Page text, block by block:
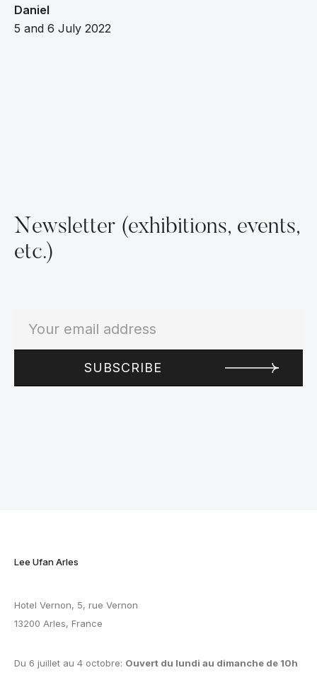
Daniel
5 and 6 July 2022
Newsletter (exhibitions, events,
etc.)
Lee Ufan Arles
Hotel Vernon, 5, rue Vernon
13200 Arles, France
Du 6 juillet au 4 octobre: Ouvert du lundi au dimanche de 10h